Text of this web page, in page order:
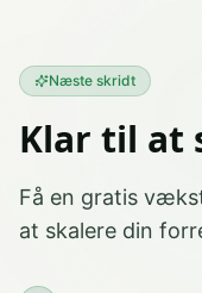
Næste skridt
Klar til at
Få en gratis
at skalere din